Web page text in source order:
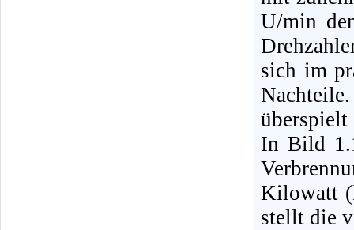
U/min
sich im
In Bild
Kilowatt
stellt die